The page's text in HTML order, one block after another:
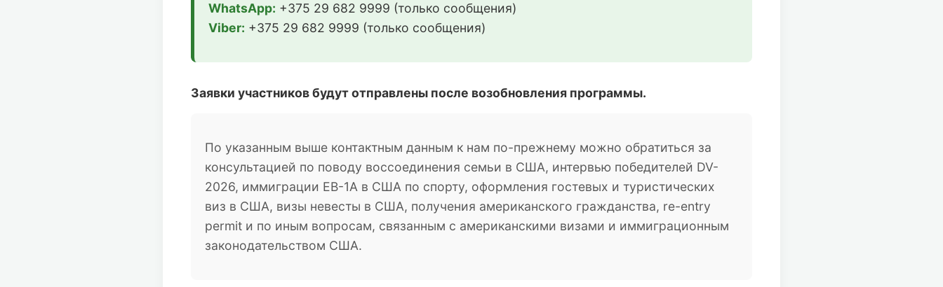
WhatsApp: +375 29 682 9999 (только сообщения)
Viber: +375 29 682 9999 (только сообщения)
Заявки участников будут отправлены после возобновления программы.
По указанным выше контактным данным к нам по-прежнему можно обратиться за
консультацией по поводу воссоединения семьи в США, интервью победителей DV-
2026, иммиграции EB-1A в США по спорту, оформления гостевых и туристических
виз в США, визы невесты в США, получения американского гражданства, re-entry
permit и по иным вопросам, связанным с американскими визами и иммиграционным
законодательством США.